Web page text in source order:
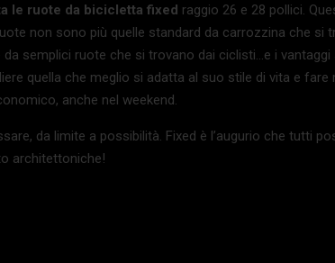
le ruote da bicicletta fixed raggio 26 e 28 pollici.
non sono più quelle standard da carrozzina che si
semplici ruote che si trovano dai ciclisti…e i
quella che meglio si adatta al suo stile di vita e fare
anche nel weekend.
da limite a possibilità. Fixed è l’augurio che tutti
architettoniche!